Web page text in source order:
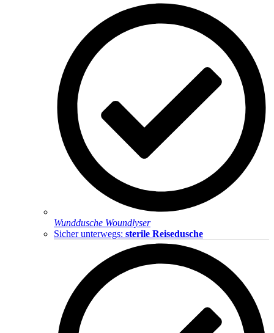
Wunddusche Woundlyser
Sicher unterwegs: sterile Reisedusche